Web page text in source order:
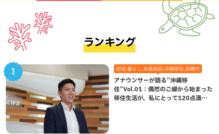
ランキング
地域,暮らし,本島南部,沖縄移住,那覇市
アナウンサーが語る”沖縄移
住”Vol.01：偶然のご縁から始まった
移住生活が、私にとって120点満点